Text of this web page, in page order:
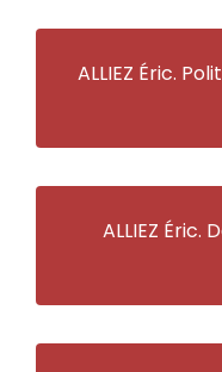
ALLIEZ Éric.
ALLIEZ